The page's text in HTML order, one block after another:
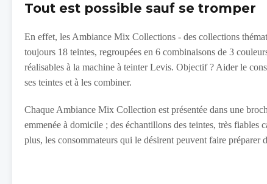
Tout est possible sauf se tromper
En effet, les Ambiance Mix Collections - des collections
toujours 18 teintes, regroupées en 6 combinaisons de 3
réalisables à la machine à teinter Levis. Objectif ? Aider le
ses teintes et à les combiner.
Chaque Ambiance Mix Collection est présentée dans une
emmenée à domicile ; des échantillons des teintes, très
plus, les consommateurs qui le désirent peuvent faire préparer